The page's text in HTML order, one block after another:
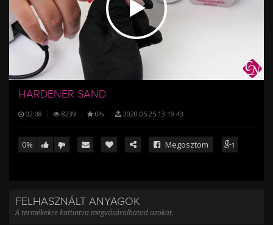
HARDENER SAND
02:08 8239 0% 2020.05.25 13:19:43
0% Megosztom 1
FELHASZNÁLT ANYAGOK
A termékekre kattintva megvásárolhatod azokat.